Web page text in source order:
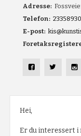
Adresse:
Telefon: 23358930
E-post:
Hei,
Er du interessert i